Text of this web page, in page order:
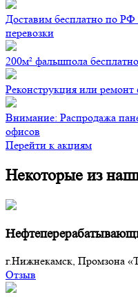
Доставим бесплатно по
перевозки
200м² фальшпола бесплатно
Реконструкция или
Внимание: Распродажа
офисов
Перейти к акциям
Некоторые из
г.Нижнекамск, Промзона
Отзыв